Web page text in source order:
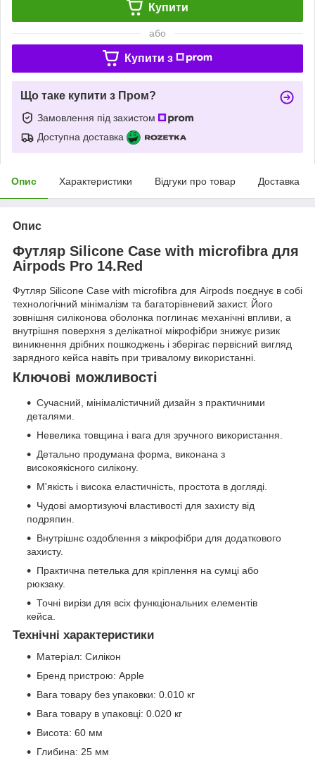
Купити
або
Купити з
Що таке купити з Пром?
Замовлення під захистом
Доступна доставка
Опис Характеристики Відгуки про товар Доставка
Опис
Футляр Silicone Case with microfibra для
Airpods Pro 14.Red
Футляр Silicone Case with microfibra для Airpods поєднує в собі
технологічний мінімалізм та багаторівневий захист. Його
зовнішня силіконова оболонка поглинає механічні впливи, а
внутрішня поверхня з делікатної мікрофібри знижує ризик
виникнення дрібних пошкоджень і зберігає первісний вигляд
зарядного кейса навіть при тривалому використанні.
Ключові можливості
Сучасний, мінімалістичний дизайн з практичними
деталями.
Невелика товщина і вага для зручного використання.
Детально продумана форма, виконана з
високоякісного силікону.
М'якість і висока еластичність, простота в догляді.
Чудові амортизуючі властивості для захисту від
подряпин.
Внутрішнє оздоблення з мікрофібри для додаткового
захисту.
Практична петелька для кріплення на сумці або
рюкзаку.
Точні вирізи для всіх функціональних елементів
кейса.
Технічні характеристики
Матеріал: Силікон
Бренд пристрою: Apple
Вага товару без упаковки: 0.010 кг
Вага товару в упаковці: 0.020 кг
Висота: 60 мм
Глибина: 25 мм